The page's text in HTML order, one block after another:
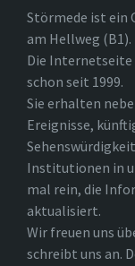
Störmede ist ein
am Hellweg (B1).
Die Internetseite
schon seit 1999.
Sie erhalten
Ereignisse,
Institutionen in
mal rein, die
aktualisiert.
Wir freuen uns
schreibt uns an.